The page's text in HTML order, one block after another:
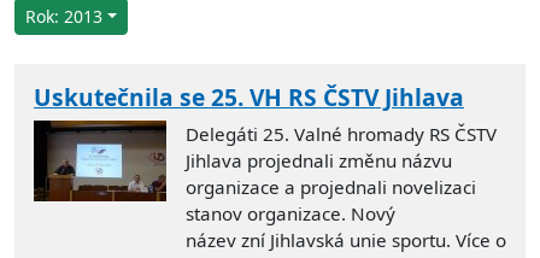
Rok: 2013
Uskutečnila se 25. VH RS ČSTV Jihlava
Delegáti 25. Valné hromady RS ČSTV
Jihlava projednali změnu názvu
organizace a projednali novelizaci
stanov organizace. Nový
název zní Jihlavská unie sportu. Více o